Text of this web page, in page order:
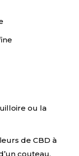
ou la
de CBD à
couteau.